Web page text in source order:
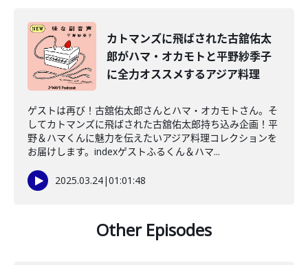
カトマンズに飛ばされた古舘佑太
郎がハマ・オカモトと平野紗季子
に全力オススメするアジア料理
ゲストは再び！古舘佑太郎さんとハマ・オカモトさん。そ
してカトマンズに飛ばされた古舘佑太郎持ち込み企画！平
野＆ハマくんに魅力を伝えたいアジア料理コレクションを
お届けします。indexゲストふるくん＆ハマ...
2025.03.24|01:01:48
Other Episodes